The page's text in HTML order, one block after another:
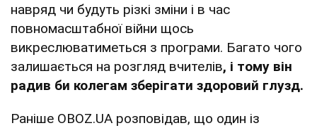
навряд чи будуть різкі зміни і в час
повномасштабної війни щось
викреслюватиметься з програми. Багато чого
залишається на розгляд вчителів, і тому він
радив би колегам зберігати здоровий глузд.
Раніше OBOZ.UA розповідав, що один із